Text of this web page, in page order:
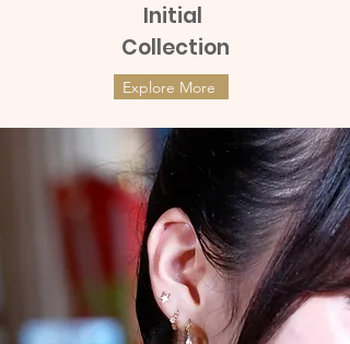
Initial
Collection
Explore More